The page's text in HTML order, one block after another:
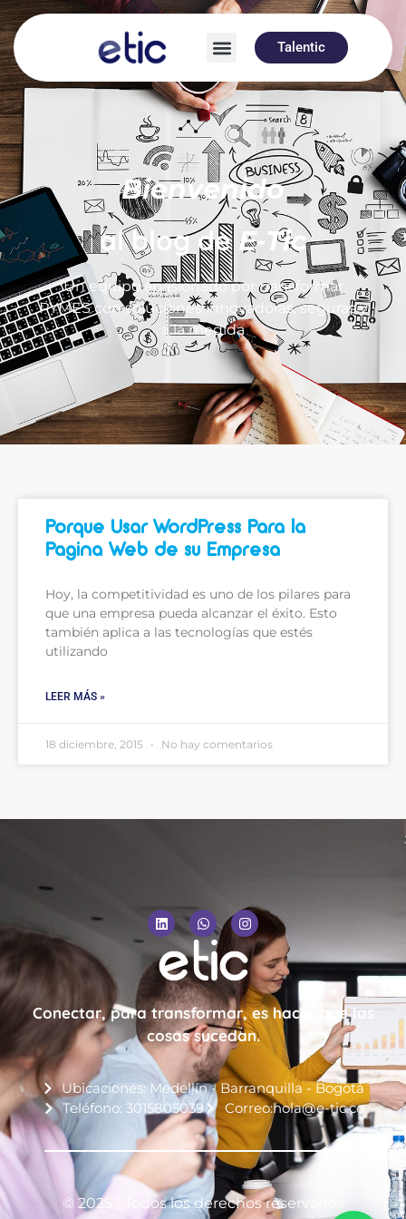
Talentic
Bienvenido
al blog deE-Tic
Un equipo apasionado por transformar
PYMES con soluciones innovadoras, seguras y
a la medida
Porque Usar WordPress Para la
Pagina Web de su Empresa
Hoy, la competitividad es uno de los pilares para
que una empresa pueda alcanzar el éxito. Esto
también aplica a las tecnologías que estés
utilizando
LEER MÁS »
18 diciembre, 2015 No hay comentarios
Conectar, para transformar, es hacer que las
cosas sucedan.
Ubicaciones: Medellín - Barranquilla - Bogotá
Teléfono: 3015805039
Correo:hola@e-tic.co
© 2025 | Todos los derechos reservados